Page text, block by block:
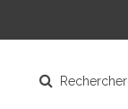
Rechercher